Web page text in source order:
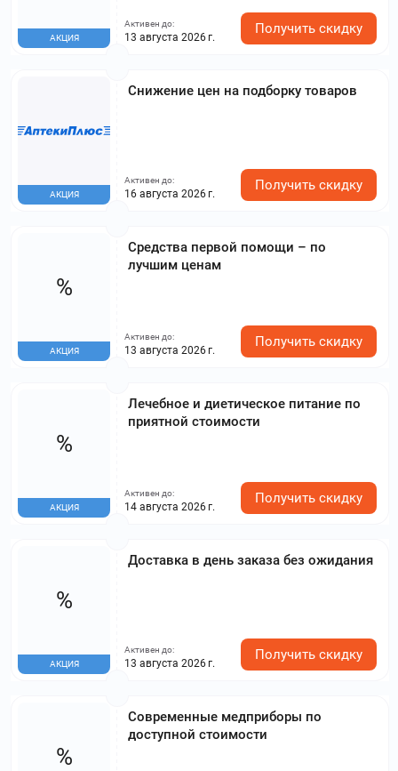
АКЦИЯ
Активен до:
13 августа 2026 г.
Получить скидку
Снижение цен на подборку товаров
АКЦИЯ
Активен до:
16 августа 2026 г.
Получить скидку
Средства первой помощи – по
лучшим ценам
%
АКЦИЯ
Активен до:
13 августа 2026 г.
Получить скидку
Лечебное и диетическое питание по
приятной стоимости
%
АКЦИЯ
Активен до:
14 августа 2026 г.
Получить скидку
Доставка в день заказа без ожидания
%
АКЦИЯ
Активен до:
13 августа 2026 г.
Получить скидку
Современные медприборы по
доступной стоимости
%